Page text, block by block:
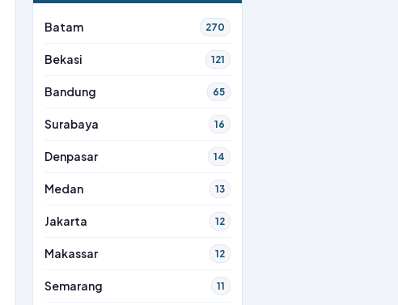
Batam 270
Bekasi 121
Bandung 65
Surabaya 16
Denpasar 14
Medan 13
Jakarta 12
Makassar 12
Semarang 11